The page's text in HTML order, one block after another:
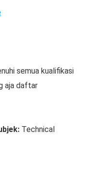
semua kualifikasi
aja daftar
Technical